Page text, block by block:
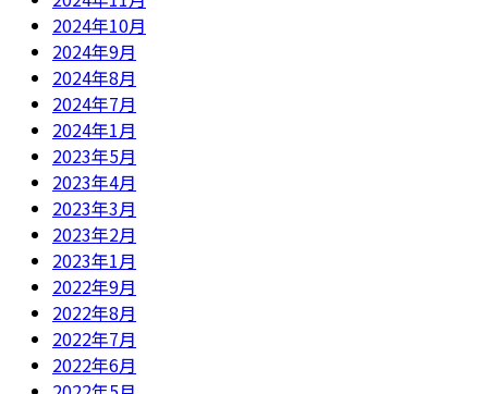
2024年10月
2024年9月
2024年8月
2024年7月
2024年1月
2023年5月
2023年4月
2023年3月
2023年2月
2023年1月
2022年9月
2022年8月
2022年7月
2022年6月